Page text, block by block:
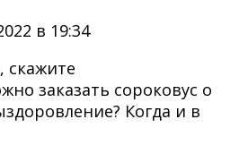
в 19:34
заказать сороковус о
Когда и в